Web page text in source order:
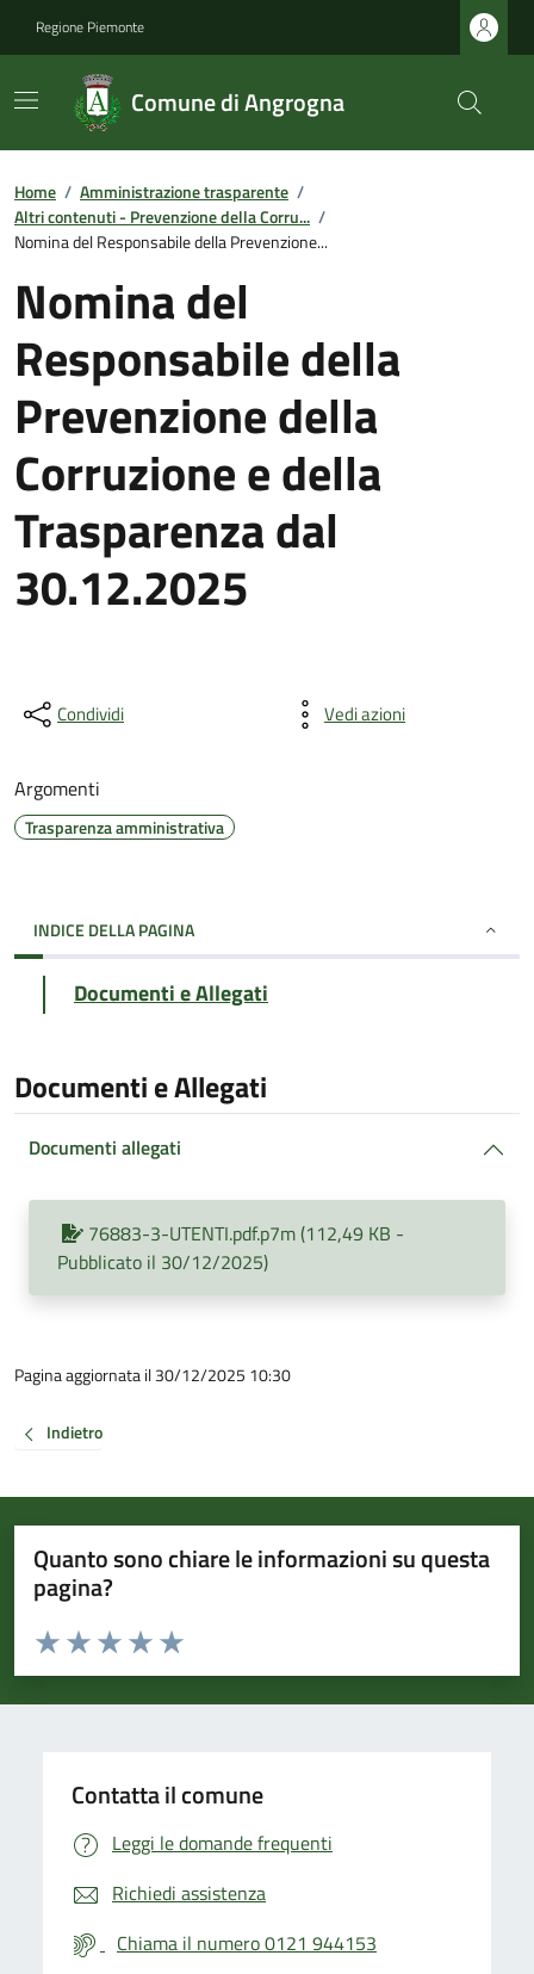
Regione Piemonte
Comune di Angrogna
Home / Amministrazione trasparente /
Altri contenuti - Prevenzione della Corru... /
Nomina del Responsabile della Prevenzione...
Nomina del
Responsabile della
Prevenzione della
Corruzione e della
Trasparenza dal
30.12.2025
Condividi Vedi azioni
Argomenti
Trasparenza amministrativa
INDICE DELLA PAGINA
Documenti e Allegati
Documenti e Allegati
Documenti allegati
76883-3-UTENTI.pdf.p7m (112,49 KB -
Pubblicato il 30/12/2025)
Pagina aggiornata il 30/12/2025 10:30
Indietro
Quanto sono chiare le informazioni su questa
pagina?
Valuta da 1 a 5 stelle la pagina
Valuta 5 stelle su 5
Valuta 4 stelle su 5
Valuta 3 stelle su 5
Valuta 2 stelle su 5
Valuta 1 stelle su 5
Contatta il comune
Leggi le domande frequenti
Richiedi assistenza
Chiama il numero 0121 944153